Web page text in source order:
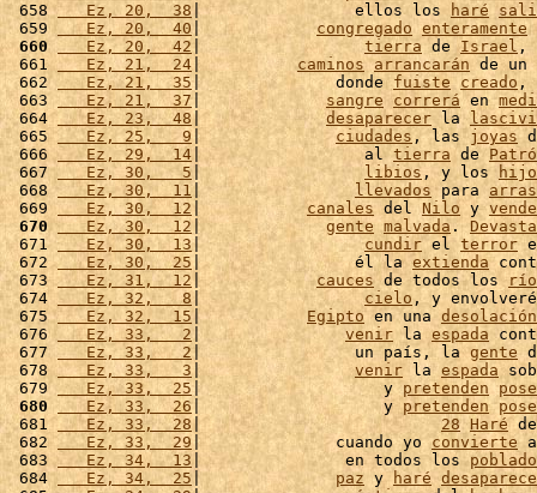
658
   Ez, 20,  38
|                ellos los haré
659
   Ez, 20,  40
| congregado enteramente
660
   Ez, 20,  42
| tierra de Israel ,
661
   Ez, 21,  24
| caminos arrancarán de un
662
   Ez, 21,  35
|              donde fuiste creado ,
663
   Ez, 21,  37
| sangre correrá en
664
   Ez, 23,  48
| desaparecer la
665
   Ez, 25,   9
| ciudades , las joyas
666
   Ez, 29,  14
|                 al tierra de
667
   Ez, 30,   5
| libios , y los
668
   Ez, 30,  11
| llevados para
669
   Ez, 30,  12
| canales del Nilo y
670
   Ez, 30,  12
| gente malvada .
671
   Ez, 30,  13
| cundir el terror
672
   Ez, 30,  25
|                él la extienda
673
   Ez, 31,  12
| cauces de todos los
674
   Ez, 32,   8
| cielo , y
675
   Ez, 32,  15
| Egipto en una desolación
676
   Ez, 33,   2
| venir la espada
677
   Ez, 33,   2
|                un país, la gente
678
   Ez, 33,   3
| venir la espada
679
   Ez, 33,  25
|                   y pretenden
680
   Ez, 33,  26
|                   y pretenden
681
   Ez, 33,  28
| 28 Haré
682
   Ez, 33,  29
|              cuando yo convierte
683
   Ez, 34,  13
|               en todos los
684
   Ez, 34,  25
| paz y haré